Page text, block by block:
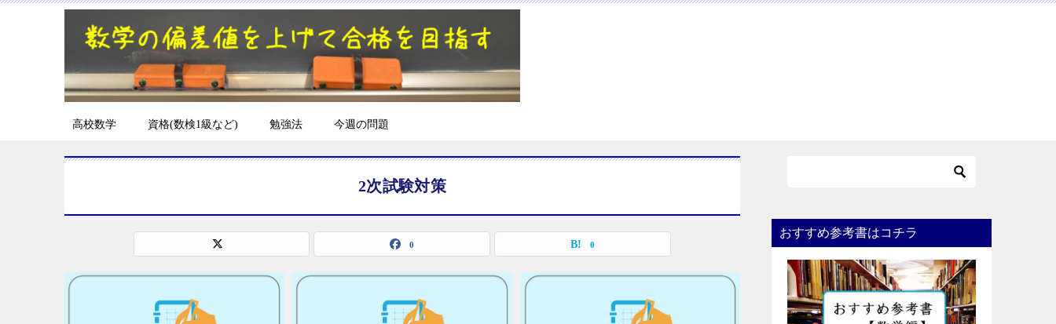
高校数学 資格(数検1級など) 勉強法 今週の問題
2次試験対策
0 0
おすすめ参考書はコチラ